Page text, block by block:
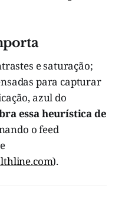
e saturação;
para capturar
azul do
essa heurística de
o feed
).